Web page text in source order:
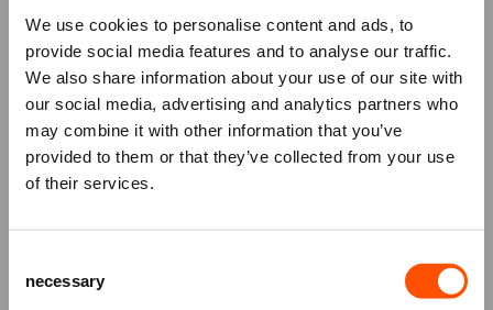
We use cookies to personalise content and ads, to
provide social media features and to analyse our traffic.
We also share information about your use of our site with
our social media, advertising and analytics partners who
may combine it with other information that you’ve
provided to them or that they’ve collected from your use
of their services.
Selection
necessary
€ 10,00 korting voor Vrienden
AlsVriendvan het ATLAS Theater ontvang je € 10,00
korting op deze voorstelling. De korting wordt
automatisch verrekend als je bent ingelogd.
Mis niks
en speciale aanbiedingen!